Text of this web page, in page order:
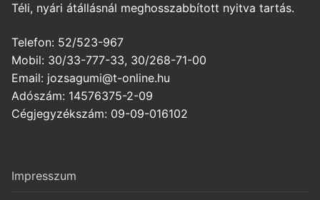
Téli, nyári átállásnál meghosszabbított nyitva tartás.
Telefon: 52/523-967
Mobil: 30/33-777-33, 30/268-71-00
Email: jozsagumi@t-online.hu
Adószám: 14576375-2-09
Cégjegyzékszám: 09-09-016102
Impresszum